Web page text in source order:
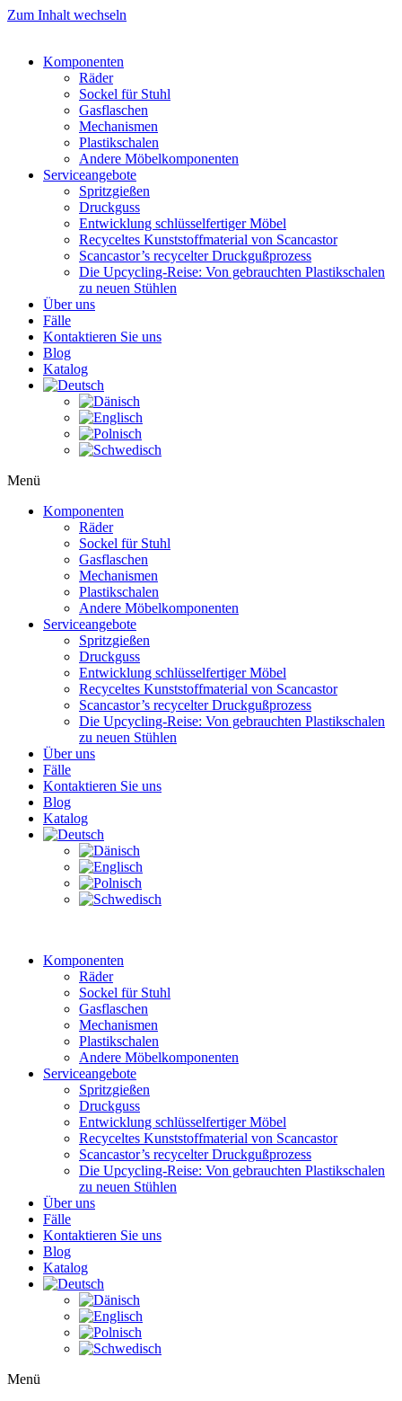
Zum Inhalt wechseln
Komponenten
Räder
Sockel für Stuhl
Gasflaschen
Mechanismen
Plastikschalen
Andere Möbelkomponenten
Serviceangebote
Spritzgießen
Druckguss
Entwicklung schlüsselfertiger Möbel
Recyceltes Kunststoffmaterial von Scancastor
Scancastor’s recycelter Druckgußprozess
Die Upcycling-Reise: Von gebrauchten Plastikschalen
zu neuen Stühlen
Über uns
Fälle
Kontaktieren Sie uns
Blog
Katalog
Menü
Komponenten
Räder
Sockel für Stuhl
Gasflaschen
Mechanismen
Plastikschalen
Andere Möbelkomponenten
Serviceangebote
Spritzgießen
Druckguss
Entwicklung schlüsselfertiger Möbel
Recyceltes Kunststoffmaterial von Scancastor
Scancastor’s recycelter Druckgußprozess
Die Upcycling-Reise: Von gebrauchten Plastikschalen
zu neuen Stühlen
Über uns
Fälle
Kontaktieren Sie uns
Blog
Katalog
Komponenten
Räder
Sockel für Stuhl
Gasflaschen
Mechanismen
Plastikschalen
Andere Möbelkomponenten
Serviceangebote
Spritzgießen
Druckguss
Entwicklung schlüsselfertiger Möbel
Recyceltes Kunststoffmaterial von Scancastor
Scancastor’s recycelter Druckgußprozess
Die Upcycling-Reise: Von gebrauchten Plastikschalen
zu neuen Stühlen
Über uns
Fälle
Kontaktieren Sie uns
Blog
Katalog
Menü